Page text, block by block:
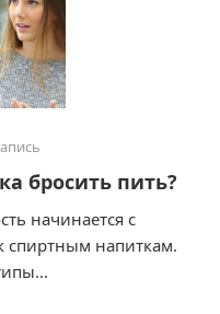
бросить пить?
начинается с
спиртным напиткам.